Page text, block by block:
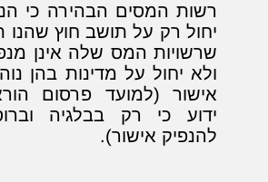
רשות המסים הבהירה כי
יחול רק על תושב חוץ שהנו
שרשויות המס שלה אינן
ולא יחול על מדינות בהן
אישור (למועד פרסום
ידוע כי רק בבלגיה
להנפיק אישור).